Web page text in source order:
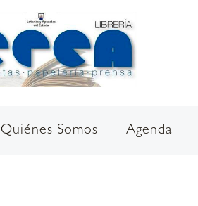
Quiénes Somos Agenda